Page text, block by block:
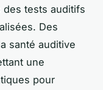
des tests auditifs
Des
santé auditive
une
pour